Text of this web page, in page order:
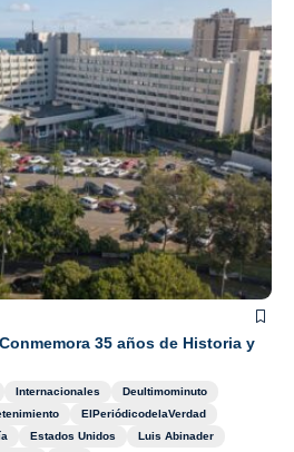
35 años de Historia y
Internacionales
Deultimominuto
ElPeriódicodelaVerdad
Estados Unidos
Luis Abinader